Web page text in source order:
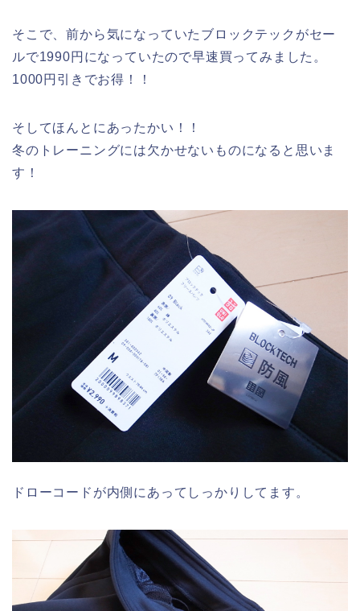
そこで、前から気になっていたブロックテックがセー
ルで1990円になっていたので早速買ってみました。
1000円引きでお得！！
そしてほんとにあったかい！！
冬のトレーニングには欠かせないものになると思いま
す！
ドローコードが内側にあってしっかりしてます。